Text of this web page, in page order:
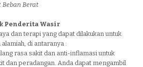
Beban Berat
Penderita Wasir
dan terapi yang dapat dilakukan untuk
di antaranya :
rasa sakit dan anti-inflamasi untuk
dan peradangan. Anda dapat mengambil